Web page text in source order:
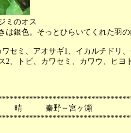
のオス
は銀色。そっとひらいてくれた羽
ワセミ、アオサギ1、イカルチドリ
トビ、カワセミ、カワウ、ヒヨ
(月) 晴 秦野～宮ヶ瀬